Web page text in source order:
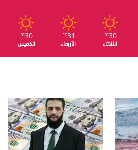
30
℃
الثلاثاء
31
℃
الأربعاء
30
℃
الخميس